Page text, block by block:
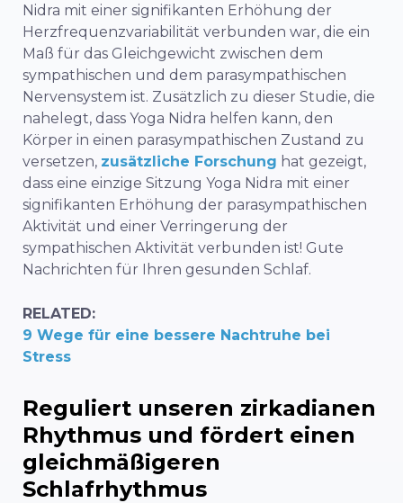
Nidra mit einer signifikanten Erhöhung der
Herzfrequenzvariabilität verbunden war, die ein
Maß für das Gleichgewicht zwischen dem
sympathischen und dem parasympathischen
Nervensystem ist. Zusätzlich zu dieser Studie, die
nahelegt, dass Yoga Nidra helfen kann, den
Körper in einen parasympathischen Zustand zu
versetzen, zusätzliche Forschung hat gezeigt,
dass eine einzige Sitzung Yoga Nidra mit einer
signifikanten Erhöhung der parasympathischen
Aktivität und einer Verringerung der
sympathischen Aktivität verbunden ist! Gute
Nachrichten für Ihren gesunden Schlaf.
RELATED:
9 Wege für eine bessere Nachtruhe bei
Stress
Reguliert unseren zirkadianen
Rhythmus und fördert einen
gleichmäßigeren
Schlafrhythmus